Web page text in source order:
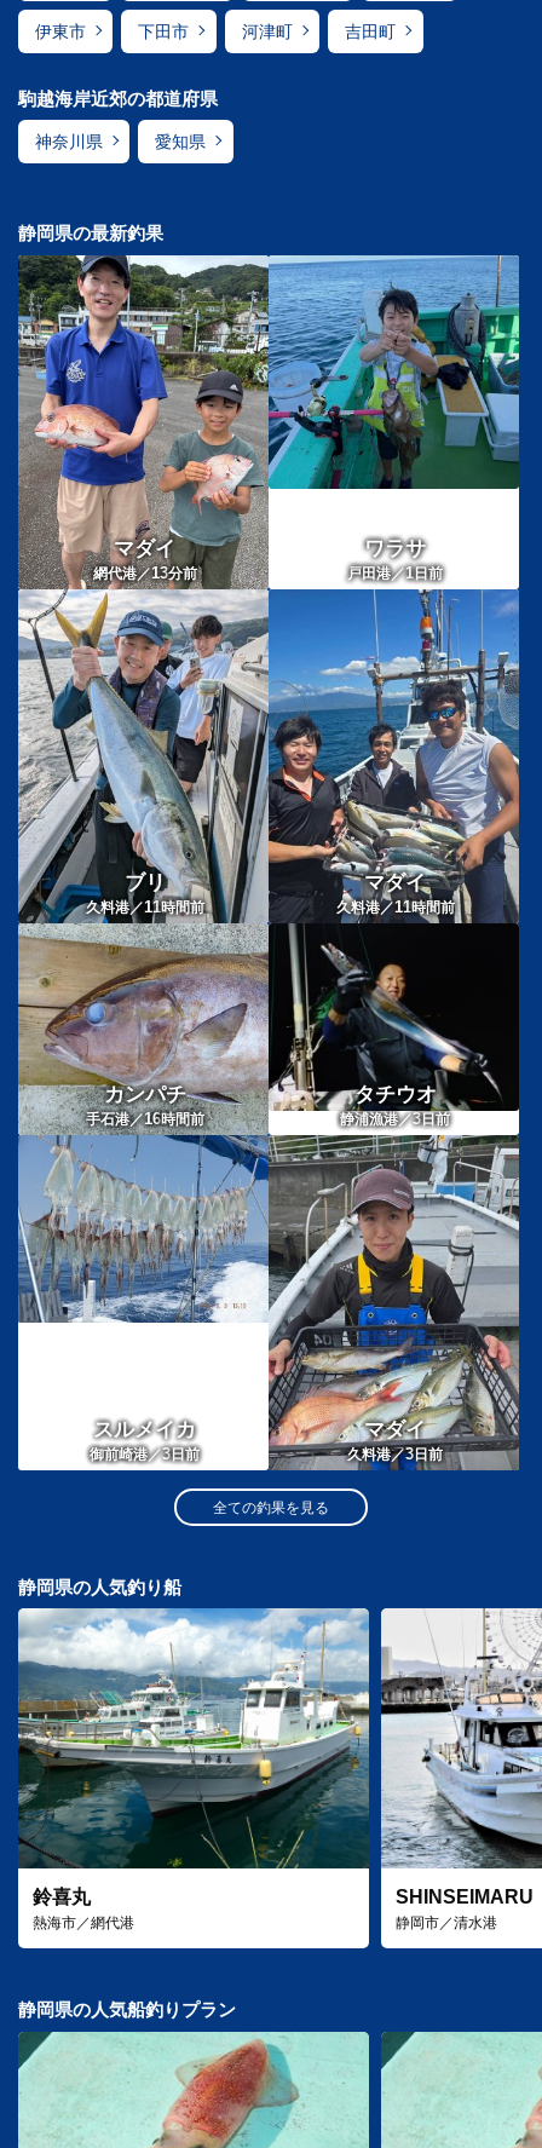
伊東市 下田市 河津町 吉田町
駒越海岸近郊の都道府県
神奈川県 愛知県
静岡県の最新釣果
マダイ
網代港／13分前
ワラサ
戸田港／1日前
ブリ
久料港／11時間前
マダイ
久料港／11時間前
カンパチ
手石港／16時間前
タチウオ
静浦漁港／3日前
スルメイカ
御前崎港／3日前
マダイ
久料港／3日前
全ての釣果を見る
静岡県の人気釣り船
鈴喜丸
熱海市／網代港
SHINSEIMARU
静岡市／清水港
静岡県の人気船釣りプラン